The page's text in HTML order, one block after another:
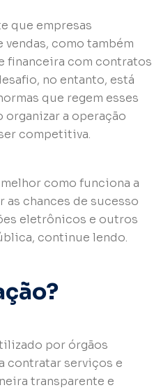
que empresas
vendas, como também
financeira com contratos
no entanto, está
que regem esses
organizar a operação
competitiva.
como funciona a
chances de sucesso
eletrônicos e outros
continue lendo.
por órgãos
contratar serviços e
transparente e